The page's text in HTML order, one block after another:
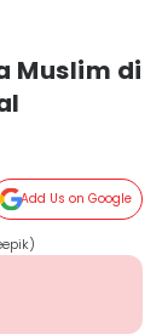
Muslim di
Add Us on Google